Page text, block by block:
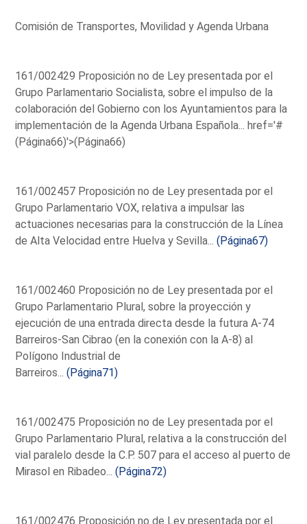
Comisión de Transportes, Movilidad y Agenda Urbana
161/002429 Proposición no de Ley presentada por el
Grupo Parlamentario Socialista, sobre el impulso de la
colaboración del Gobierno con los Ayuntamientos para la
implementación de la Agenda Urbana Española...href='#
(Página66)'>(Página66)
161/002457 Proposición no de Ley presentada por el
Grupo Parlamentario VOX, relativa a impulsar las
actuaciones necesarias para la construcción de la Línea
de Alta Velocidad entre Huelva y Sevilla...(Página67)
161/002460 Proposición no de Ley presentada por el
Grupo Parlamentario Plural, sobre la proyección y
ejecución de una entrada directa desde la futura A-74
Barreiros-San Cibrao (en la conexión con la A-8) al
Polígono Industrial de
Barreiros...(Página71)
161/002475 Proposición no de Ley presentada por el
Grupo Parlamentario Plural, relativa a la construcción del
vial paralelo desde la C.P. 507 para el acceso al puerto de
Mirasol en Ribadeo...(Página72)
161/002476 Proposición no de Ley presentada por el